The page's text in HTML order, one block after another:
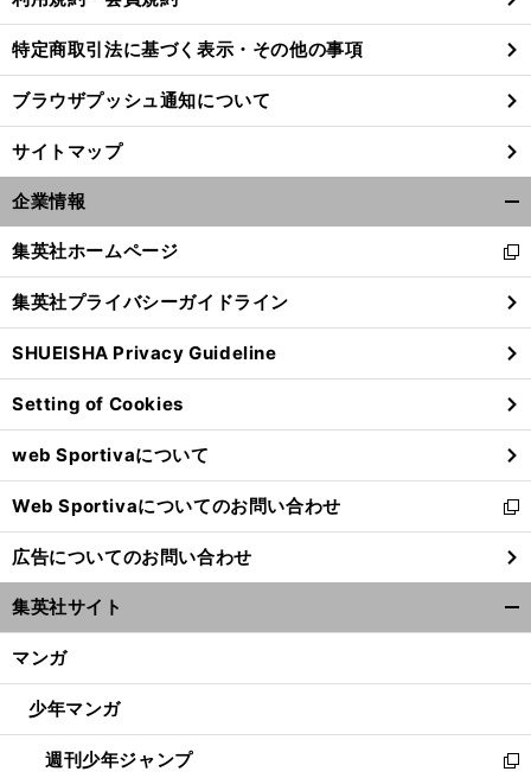
特定商取引法に基づく表示・その他の事項
ブラウザプッシュ通知について
サイトマップ
企業情報
閉
る
集英社ホームページ
新
し
い
ウ
ィ
ン
ド
ウ
で
開
く
集英社プライバシーガイドライン
SHUEISHA Privacy Guideline
Setting of Cookies
web Sportivaについて
Web Sportivaについてのお問い合わせ
新
し
い
ウ
ィ
ン
ウ
開
く
広告についてのお問い合わせ
集英社サイト
マンガ
少年マンガ
週刊少年ジャンプ
新